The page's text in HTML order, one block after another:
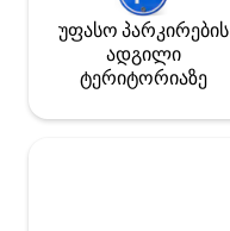
უფასო პარკირების
ადგილი
ტერიტორიაზე